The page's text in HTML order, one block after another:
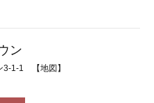
ン
3-1-1
【地図】